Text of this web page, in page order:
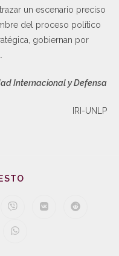
un escenario preciso
del proceso político
gobiernan por
Internacional y Defensa
IRI-UNLP